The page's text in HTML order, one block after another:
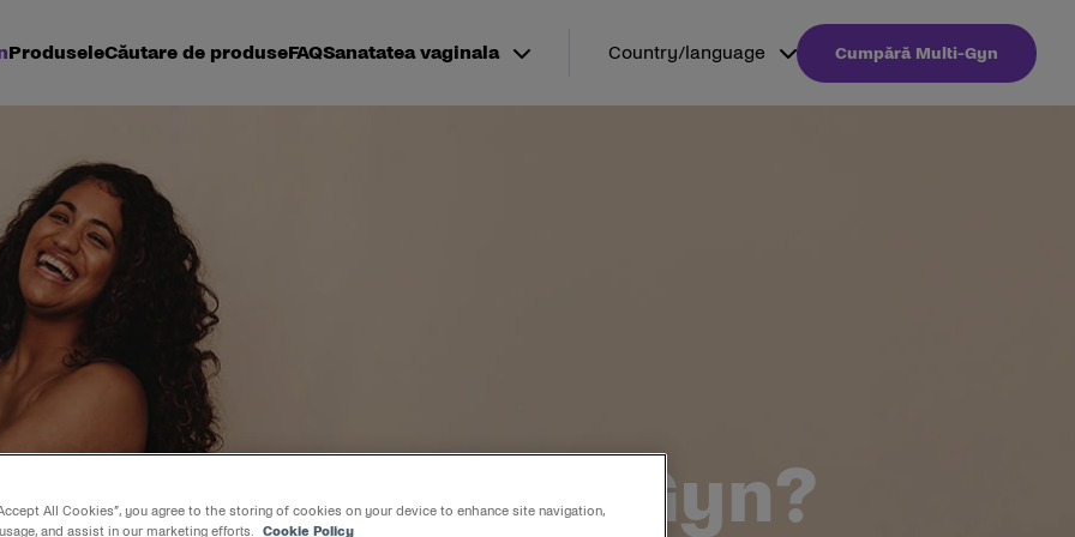
ProduseleCăutare de produseFAQSanatatea vaginala Country/language Cumpără Multi-Gyn
folosesti Multi-Gyn?
All Cookies”, you agree to the storing of cookies on your device to enhance site navigation,
and assist in our marketing efforts.
Cookie Policy